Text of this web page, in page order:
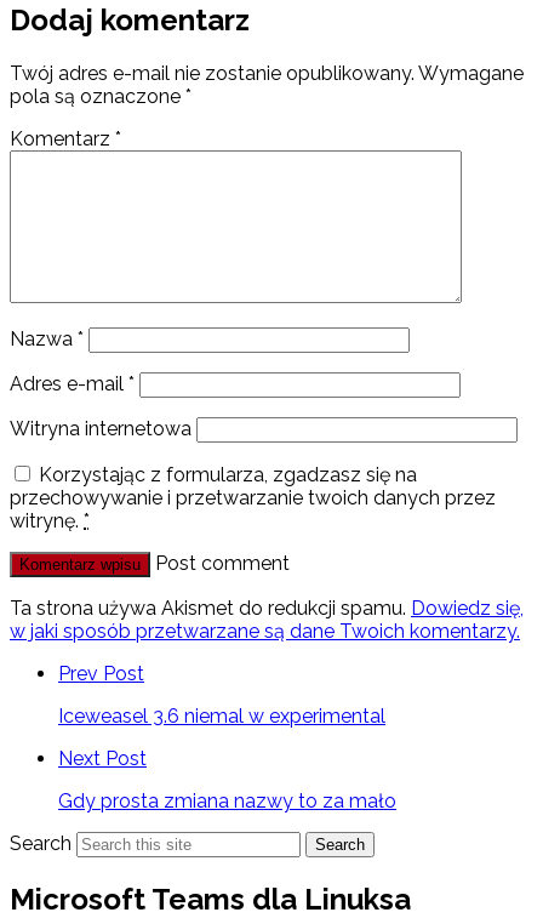
Dodaj komentarz
Twój adres e-mail nie zostanie opublikowany. Wymagane
pola są oznaczone *
Komentarz *
Nazwa *
Adres e-mail *
Witryna internetowa
Korzystając z formularza, zgadzasz się na
przechowywanie i przetwarzanie twoich danych przez
witrynę. *
Post comment
Ta strona używa Akismet do redukcji spamu. Dowiedz się,
w jaki sposób przetwarzane są dane Twoich komentarzy.
Prev Post
Iceweasel 3.6 niemal w experimental
Next Post
Gdy prosta zmiana nazwy to za mało
Search
Search
Microsoft Teams dla Linuksa